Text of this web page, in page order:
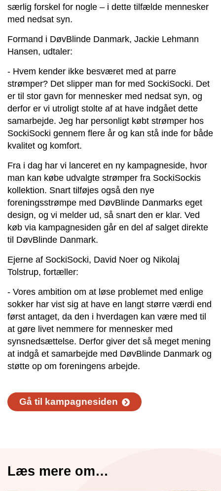
særlig forskel for nogle – i dette tilfælde mennesker
med nedsat syn.
Formand i DøvBlinde Danmark, Jackie Lehmann
Hansen, udtaler:
- Hvem kender ikke besværet med at parre
strømper? Det slipper man for med SockiSocki. Det
er til stor gavn for mennesker med nedsat syn, og
derfor er vi utroligt stolte af at have indgået dette
samarbejde. Jeg har personligt købt strømper hos
SockiSocki gennem flere år og kan stå inde for både
kvalitet og komfort.
Fra i dag har vi lanceret en ny kampagneside, hvor
man kan købe udvalgte strømper fra SockiSockis
kollektion. Snart tilføjes også den nye
foreningsstrømpe med DøvBlinde Danmarks eget
design, og vi melder ud, så snart den er klar. Ved
køb via kampagnesiden går en del af salget direkte
til DøvBlinde Danmark.
Ejerne af SockiSocki, David Noer og Nikolaj
Tolstrup, fortæller:
- Vores ambition om at løse problemet med enlige
sokker har vist sig at have en langt større værdi end
først antaget, da den i hverdagen kan være med til
at gøre livet nemmere for mennesker med
synsnedsættelse. Derfor giver det så meget mening
at indgå et samarbejde med DøvBlinde Danmark og
støtte op om foreningens arbejde.
Gå til kampagnesiden
Læs mere om…